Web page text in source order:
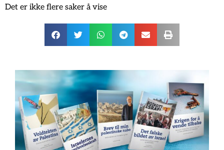
Det er ikke flere saker å vise